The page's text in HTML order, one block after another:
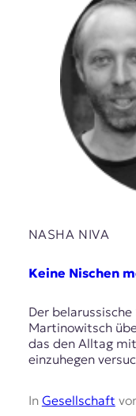
NASHA NIVA
Keine Nischen
Der
Martinowitsch
das den Alltag
einzuhegen
In Gesellschaft